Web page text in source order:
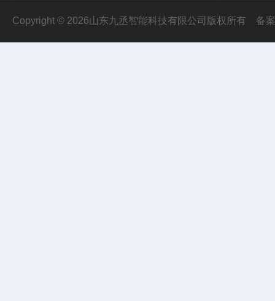
Copyright © 2026山东九丞智能科技有限公司版权所有 备